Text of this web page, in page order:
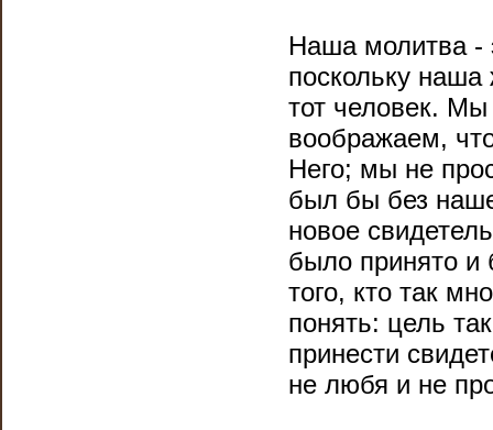
Наша молитва -
поскольку
тот человек.
воображаем,
Него; мы не
был бы без
новое
было принято и
того, кто так
понять: цель
принести
не любя и не